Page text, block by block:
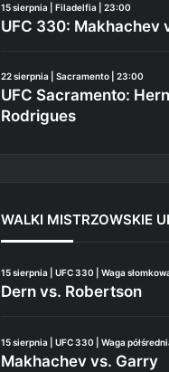
15 sierpnia | Filadelfia | 23:00
UFC 330: Makhachev
22 sierpnia | Sacramento | 23:00
UFC Sacramento:
Rodrigues
WALKI MISTRZOWSKIE
15 sierpnia | UFC 330 | Waga
Dern vs. Robertson
15 sierpnia | UFC 330 | Waga
Makhachev vs. Garry